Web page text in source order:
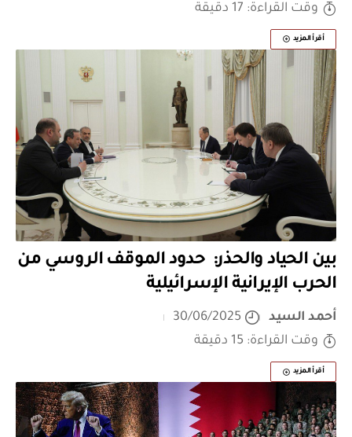
وقت القراءة: 17 دقيقة
أقرأ المزيد
بين الحياد والحذر: حدود الموقف الروسي من
الحرب الإيرانية الإسرائيلية
أحمد السيد
30/06/2025
وقت القراءة: 15 دقيقة
أقرأ المزيد